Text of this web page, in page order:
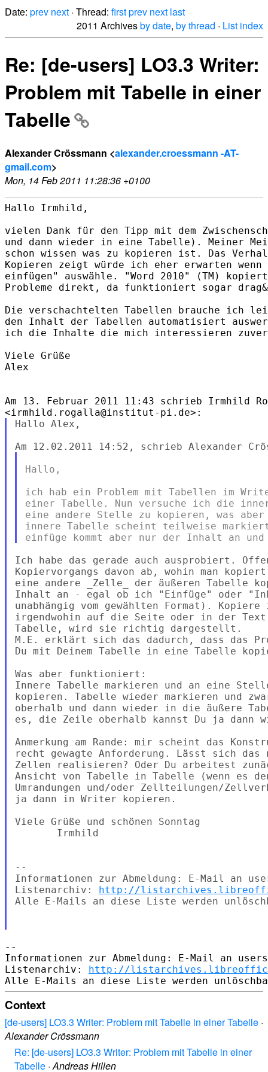
Date: prev next · Thread: firstprev next last
2011 Archivesby date, by thread · List index
Re: [de-users] LO3.3 Writer:
Problem mit Tabelle in einer
Tabelle
Alexander Crössmann <alexander.croessmann -AT-
gmail.com>
Mon, 14 Feb 2011 11:28:36 +0100
Hallo Irmhild,
vielen Dank für den Tipp mit dem
und dann wieder in eine Tabelle). Meiner
schon wissen was zu kopieren ist. Das
Kopieren zeigt würde ich eher erwarten
einfügen" auswähle. "Word 2010" (TM)
Probleme direkt, da funktioniert sogar
Die verschachtelten Tabellen brauche ich
den Inhalt der Tabellen automatisiert
ich die Inhalte die mich interessieren
Viele Grüße
Alex
Am 13. Februar 2011 11:43 schrieb Irmhild
Hallo Alex,
Hallo,
ich hab ein Problem mit Tabellen im
einer Tabelle. Nun versuche ich die
eine andere Stelle zu kopieren, was
innere Tabelle scheint teilweise
Ich habe das gerade auch ausprobiert.
Kopiervorgangs davon ab, wohin man
eine andere _Zelle_ der äußeren Tabelle
Inhalt an - egal ob ich "Einfüge" oder
unabhängig vom gewählten Format).
irgendwohin auf die Seite oder in der
Tabelle, wird sie richtig dargestellt.
M.E. erklärt sich das dadurch, dass das
Du mit Deinem Tabelle in eine Tabelle
Was aber funktioniert:
Innere Tabelle markieren und an eine
kopieren. Tabelle wieder markieren und
oberhalb und dann wieder in die äußere
es, die Zeile oberhalb kannst Du ja dann
Anmerkung am Rande: mir scheint das
recht gewagte Anforderung. Lässt sich
Zellen realisieren? Oder Du arbeitest
Ansicht von Tabelle in Tabelle (wenn es
Umrandungen und/oder Zellteilungen/
ja dann in Writer kopieren.
Viele Grüße und schönen Sonntag
Irmhild
--
Informationen zur Abmeldung: E-Mail an
Listenarchiv: http://
Alle E-Mails an diese Liste werden
--
Informationen zur Abmeldung: E-Mail an
Listenarchiv: http://
Context
[de-users] LO3.3 Writer: Problem mit Tabelle in einer Tabelle ·
Alexander Crössmann
Re: [de-users] LO3.3 Writer: Problem mit Tabelle in einer
Tabelle ·Andreas Hillen